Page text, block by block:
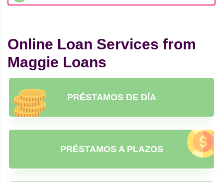
Online Loan Services from
Maggie Loans
PRÉSTAMOS DE DÍA
PRÉSTAMOS A PLAZOS